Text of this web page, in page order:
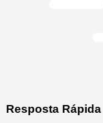
Resposta Rápida